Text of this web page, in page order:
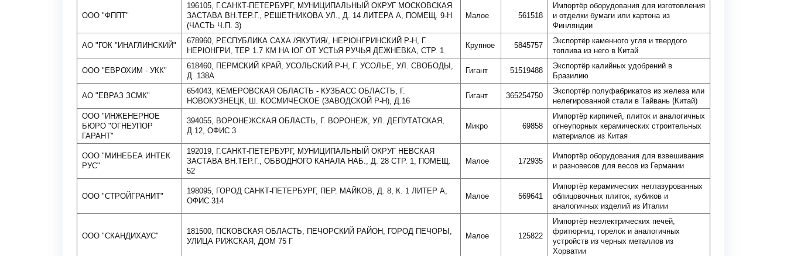
ООО "ФППТ"
196105, Г.САНКТ-ПЕТЕРБУРГ, МУНИЦИПАЛЬНЫЙ ОКРУГ МОСКОВСКАЯ
ЗАСТАВА ВН.ТЕР.Г., РЕШЕТНИКОВА УЛ., Д. 14 ЛИТЕРА А, ПОМЕЩ. 9-Н
(ЧАСТЬ Ч.П. 3)
Малое 561518
Импортёр оборудования для изготовления
и отделки бумаги или картона из
Финляндии
АО "ГОК "ИНАГЛИНСКИЙ"
678960, РЕСПУБЛИКА САХА /ЯКУТИЯ/, НЕРЮНГРИНСКИЙ Р-Н, Г.
НЕРЮНГРИ, ТЕР 1.7 КМ НА ЮГ ОТ УСТЬЯ РУЧЬЯ ДЕЖНЕВКА, СТР. 1
Крупное 5845757
Экспортёр каменного угля и твердого
топлива из него в Китай
ООО "ЕВРОХИМ - УКК"
618460, ПЕРМСКИЙ КРАЙ, УСОЛЬСКИЙ Р-Н, Г. УСОЛЬЕ, УЛ. СВОБОДЫ,
Д. 138А
Гигант 51519488
Экспортёр калийных удобрений в
Бразилию
АО "ЕВРАЗ ЗСМК"
654043, КЕМЕРОВСКАЯ ОБЛАСТЬ - КУЗБАСС ОБЛАСТЬ, Г.
НОВОКУЗНЕЦК, Ш. КОСМИЧЕСКОЕ (ЗАВОДСКОЙ Р-Н), Д.16
Гигант 365254750
Экспортёр полуфабрикатов из железа или
нелегированной стали в Тайвань (Китай)
ООО "ИНЖЕНЕРНОЕ
БЮРО "ОГНЕУПОР
ГАРАНТ"
394055, ВОРОНЕЖСКАЯ ОБЛАСТЬ, Г. ВОРОНЕЖ, УЛ. ДЕПУТАТСКАЯ,
Д.12, ОФИС 3
Микро 69858
Импортёр кирпичей, плиток и аналогичных
огнеупорных керамических строительных
материалов из Китая
ООО "МИНЕБЕА ИНТЕК
РУС"
192019, Г.САНКТ-ПЕТЕРБУРГ, МУНИЦИПАЛЬНЫЙ ОКРУГ НЕВСКАЯ
ЗАСТАВА ВН.ТЕР.Г., ОБВОДНОГО КАНАЛА НАБ., Д. 28 СТР. 1, ПОМЕЩ.
52
Малое 172935
Импортёр оборудования для взвешивания
и разновесов для весов из Германии
ООО "СТРОЙГРАНИТ"
198095, ГОРОД САНКТ-ПЕТЕРБУРГ, ПЕР. МАЙКОВ, Д. 8, К. 1 ЛИТЕР А,
ОФИС 314
Малое 569641
Импортёр керамических неглазурованных
облицовочных плиток, кубиков и
аналогичных изделий из Италии
ООО "СКАНДИХАУС"
181500, ПСКОВСКАЯ ОБЛАСТЬ, ПЕЧОРСКИЙ РАЙОН, ГОРОД ПЕЧОРЫ,
УЛИЦА РИЖСКАЯ, ДОМ 75 Г
Малое 125822
Импортёр неэлектрических печей,
фритюрниц, горелок и аналогичных
устройств из черных металлов из
Хорватии